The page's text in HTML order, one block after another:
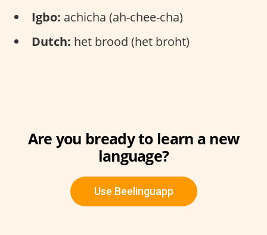
Igbo: achicha (ah-chee-cha)
Dutch: het brood (het broht)
Are you bready to learn a new
language?
Use Beelinguapp